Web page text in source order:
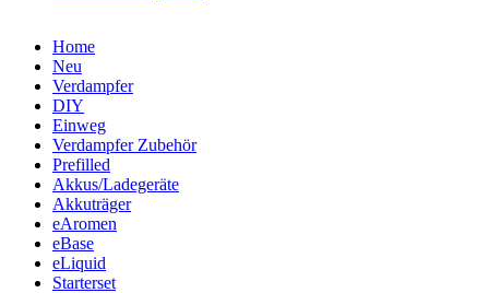
Home
Neu
Verdampfer
DIY
Einweg
Verdampfer Zubehör
Prefilled
Akkus/Ladegeräte
Akkuträger
eAromen
eBase
eLiquid
Starterset